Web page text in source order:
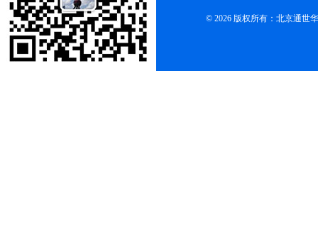
© 2026 版权所有：北京通世